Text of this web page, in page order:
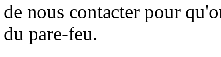
de nous contacter pour
du pare-feu.